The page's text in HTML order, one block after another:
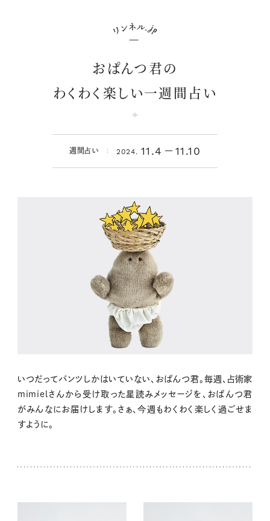
おぱんつ君の
わくわく楽しい一週間占い
週間占い 2024. 11.4 11.10
いつだってパンツしかはいていない、おぱんつ君。毎週、占術家
mimielさんから受け取った星読みメッセージを、おぱんつ君
がみんなにお届けします。さぁ、今週もわくわく楽しく過ごせま
すように。